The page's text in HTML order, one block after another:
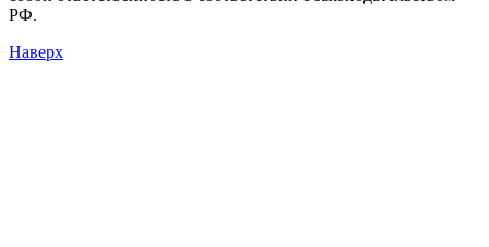
РФ.
Наверх